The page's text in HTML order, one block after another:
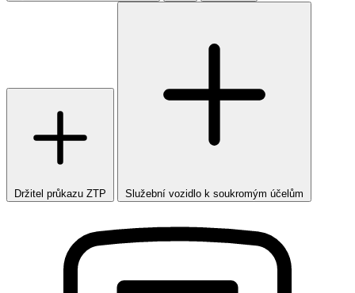
Držitel průkazu ZTP Služební vozidlo k soukromým účelům